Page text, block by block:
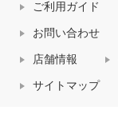
ご利用ガイド
お問い合わせ
店舗情報
サイトマップ